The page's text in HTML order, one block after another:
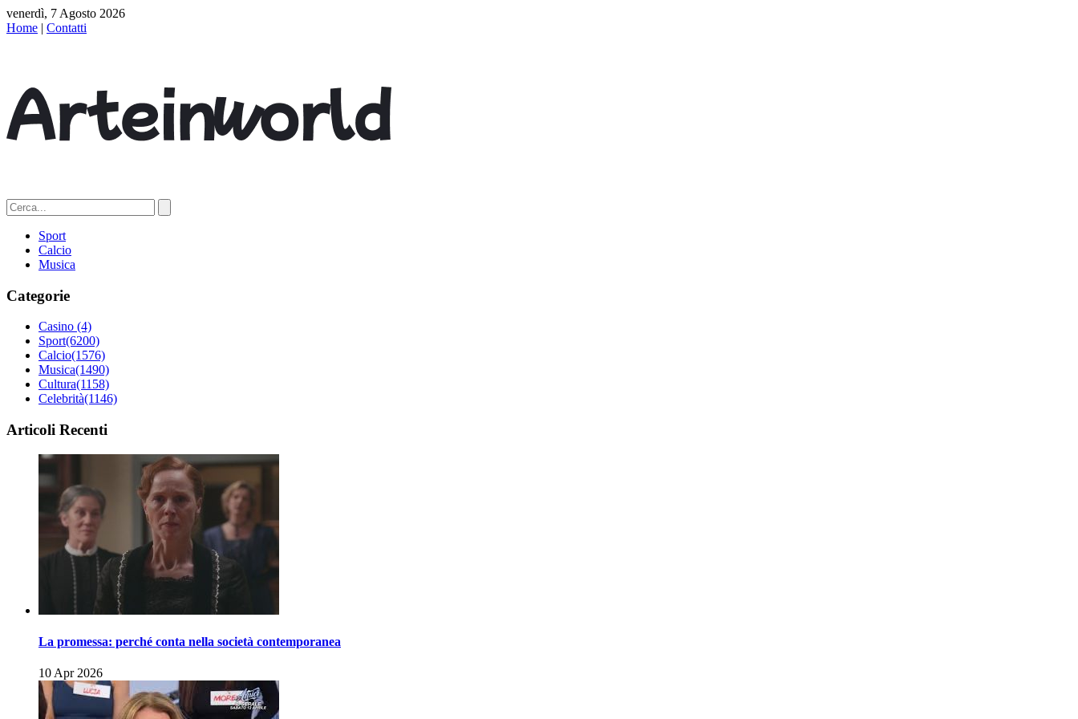
venerdì, 7 Agosto 2026
Home | Contatti
Sport
Calcio
Musica
Categorie
Casino (4)
Sport(6200)
Calcio(1576)
Musica(1490)
Cultura(1158)
Celebrità(1146)
Articoli Recenti
La promessa: perché conta nella società contemporanea
10 Apr 2026